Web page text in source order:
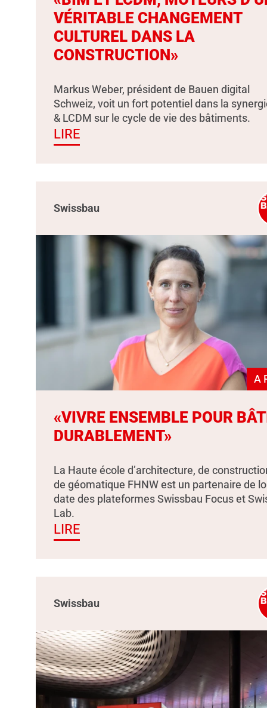
VÉRITABLE CHANGEMENT
CULTUREL DANS LA
CONSTRUCTION»
Markus Weber, président de Bauen digital
Schweiz, voit un fort potentiel dans la
& LCDM sur le cycle de vie des bâtiments.
LIRE
Swissbau
A
«VIVRE ENSEMBLE POUR
DURABLEMENT»
La Haute école d’architecture, de
de géomatique FHNW est un partenaire de
date des plateformes Swissbau Focus et
Lab.
LIRE
Swissbau